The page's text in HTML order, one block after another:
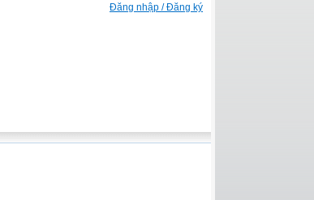
Đăng nhập / Đăng ký